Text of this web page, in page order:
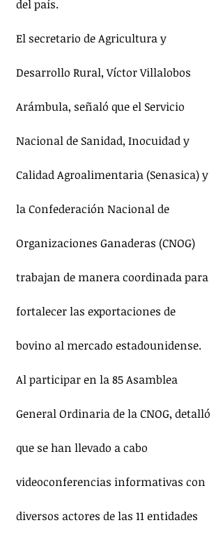
del país.
El secretario de Agricultura y
Desarrollo Rural, Víctor Villalobos
Arámbula, señaló que el Servicio
Nacional de Sanidad, Inocuidad y
Calidad Agroalimentaria (Senasica) y
la Confederación Nacional de
Organizaciones Ganaderas (CNOG)
trabajan de manera coordinada para
fortalecer las exportaciones de
bovino al mercado estadounidense.
Al participar en la 85 Asamblea
General Ordinaria de la CNOG, detalló
que se han llevado a cabo
videoconferencias informativas con
diversos actores de las 11 entidades